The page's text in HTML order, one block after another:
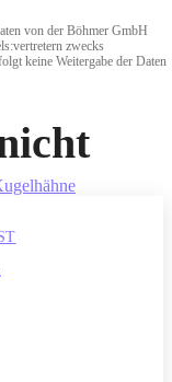
von der Böhmer GmbH
zwecks
keine Weitergabe der Daten